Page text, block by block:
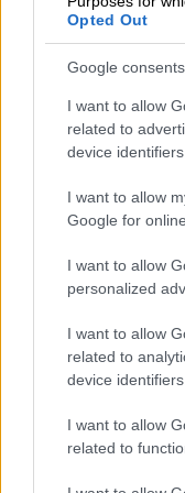
Opted Out
Google consents
I want to allow
related to
device identifiers
I want to allow
Google for
I want to allow
personalized
I want to allow
related to
device identifiers
I want to allow
related to
ένας τρελός,
Το χρονικό
τροχαίο στη
Η ρίζα της
στα